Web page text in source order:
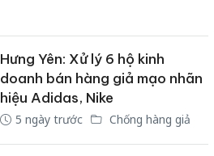
Hưng Yên: Xử lý 6 hộ kinh
doanh bán hàng giả mạo nhãn
hiệu Adidas, Nike
5 ngày trước Chống hàng giả